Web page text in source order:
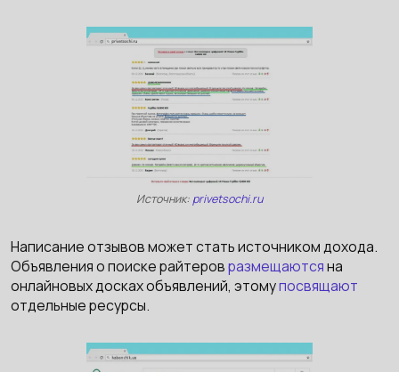
Источник: privetsochi.ru
Написание отзывов может стать источником дохода.
Объявления о поиске райтеровразмещаютсяна
онлайновых досках объявлений, этомупосвящают
отдельные ресурсы.